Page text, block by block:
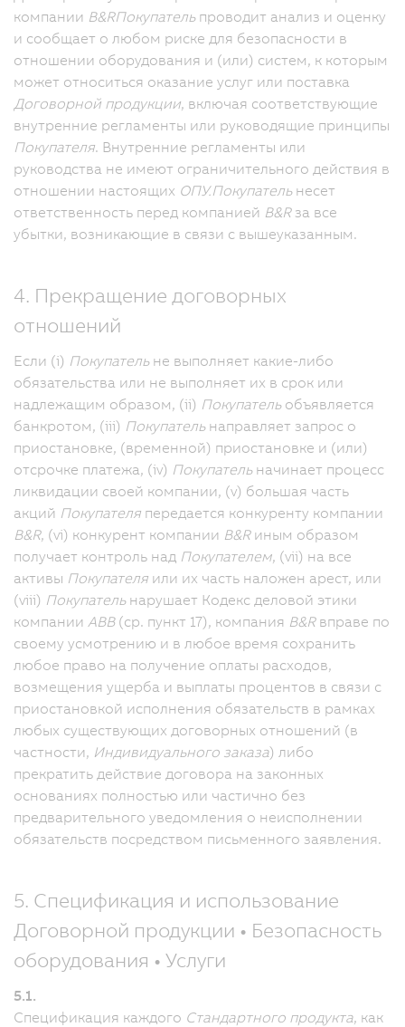
компании B&RПокупательпроводит анализ и оценку
и сообщает о любом риске для безопасности в
отношении оборудования и (или) систем, к которым
может относиться оказание услуг или поставка
Договорной продукции, включая соответствующие
внутренние регламенты или руководящие принципы
Покупателя. Внутренние регламенты или
руководства не имеют ограничительного действия в
отношении настоящих ОПУ.Покупательнесет
ответственность перед компанией B&Rза все
убытки, возникающие в связи с вышеуказанным.
4. Прекращение договорных
отношений
Если (i) Покупательне выполняет какие-либо
обязательства или не выполняет их в срок или
надлежащим образом, (ii) Покупательобъявляется
банкротом, (iii) Покупательнаправляет запрос о
приостановке, (временной) приостановке и (или)
отсрочке платежа, (iv) Покупательначинает процесс
ликвидации своей компании, (v) большая часть
акций Покупателя передается конкуренту компании
B&R, (vi) конкурент компании B&Rиным образом
получает контроль над Покупателем, (vii) на все
активы Покупателя или их часть наложен арест, или
(viii) Покупательнарушает Кодекс деловой этики
компании ABB(ср. пункт 17), компания B&Rвправе по
своему усмотрению и в любое время сохранить
любое право на получение оплаты расходов,
возмещения ущерба и выплаты процентов в связи с
приостановкой исполнения обязательств в рамках
любых существующих договорных отношений (в
частности, Индивидуального заказа) либо
прекратить действие договора на законных
основаниях полностью или частично без
предварительного уведомления о неисполнении
обязательств посредством письменного заявления.
5. Спецификация и использование
Договорной продукции • Безопасность
оборудования • Услуги
5.1.
Спецификация каждого Стандартного продукта, как